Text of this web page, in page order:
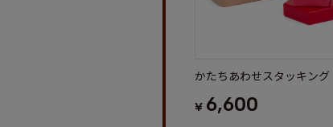
かたちあわせスタッキング
¥ 6,600